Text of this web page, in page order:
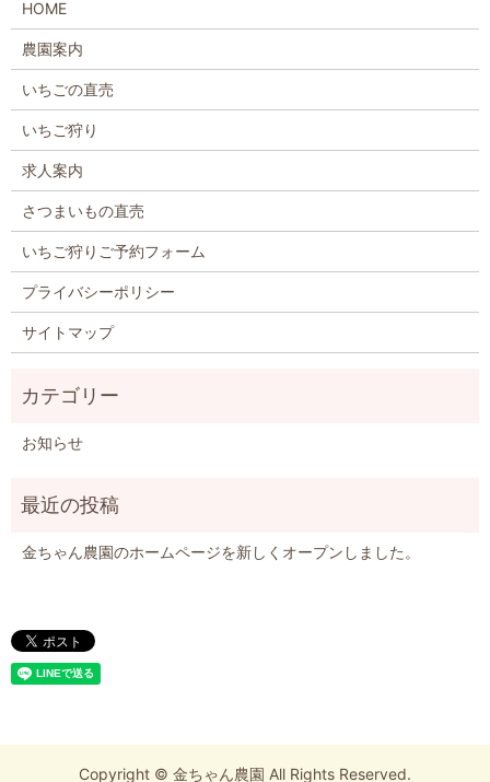
HOME
農園案内
いちごの直売
いちご狩り
求人案内
さつまいもの直売
いちご狩りご予約フォーム
プライバシーポリシー
サイトマップ
お知らせ
金ちゃん農園のホームページを新しくオープンしました。
Copyright © 金ちゃん農園 All Rights Reserved.